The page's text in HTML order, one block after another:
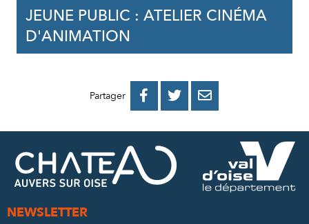
JEUNE PUBLIC : ATELIER CINÉMA
D'ANIMATION
Partager 
PARTAGER
FACEBOOK
PARTAGER
PARTAGER
MAIL
NEWSLETTER